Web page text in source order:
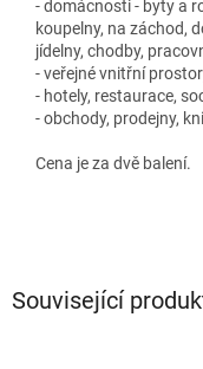
- domácnosti - byty a
koupelny, na záchod,
jídelny, chodby,
- veřejné vnitřní
- hotely, restaurace,
- obchody, prodejny,
Cena je za dvě balení.
Související